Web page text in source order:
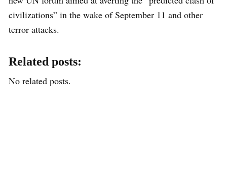
civilizations” in the wake of September 11 and other
terror attacks.
Related posts:
No related posts.